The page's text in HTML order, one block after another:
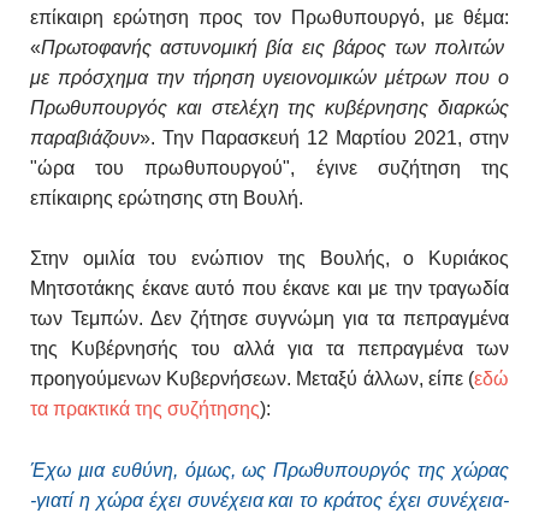
επίκαιρη ερώτηση προς τον Πρωθυπουργό, με θέμα:
«Πρωτοφανής αστυνομική βία εις βάρος των πολιτών
με πρόσχημα την τήρηση υγειονομικών μέτρων που ο
Πρωθυπουργός και στελέχη της κυβέρνησης διαρκώς
παραβιάζουν». Την Παρασκευή 12 Μαρτίου 2021, στην
"ώρα του πρωθυπουργού", έγινε συζήτηση της
επίκαιρης ερώτησης στη Βουλή.
Στην ομιλία τουενώπιον της Βουλής, ο Κυριάκος
Μητσοτάκης έκανε αυτό που έκανε και με την τραγωδία
των Τεμπών. Δεν ζήτησε συγνώμη για τα πεπραγμένα
της Κυβέρνησής του αλλά για τα πεπραγμένα των
προηγούμενων Κυβερνήσεων. Μεταξύ άλλων, είπε (εδώ
τα πρακτικά της συζήτησης):
Έχω µια ευθύνη, όµως, ως Πρωθυπουργός της χώρας
-γιατί η χώρα έχει συνέχεια και το κράτος έχει συνέχεια-